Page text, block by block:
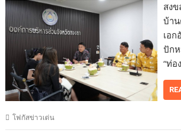
สง
บ้า
เอ
ปัก
“ท่อ
โฟกัสข่าวเด่น